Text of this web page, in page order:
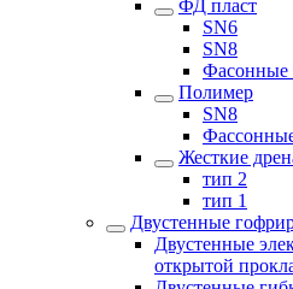
ФД пласт
SN6
SN8
Фасонные
Полимер
SN8
Жесткие
тип 2
тип 1
Двустенные
Двустенные
открытой